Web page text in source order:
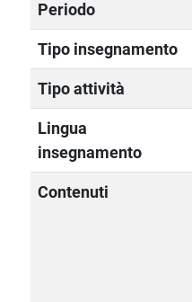
Periodo
Tipo insegnamento
Tipo attività
Lingua
insegnamento
Contenuti